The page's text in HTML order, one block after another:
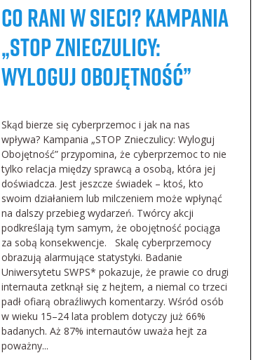
Co rani w sieci? Kampania
„STOP Znieczulicy:
Wyloguj Obojętność”
Skąd bierze się cyberprzemoc i jak na nas
wpływa? Kampania „STOP Znieczulicy: Wyloguj
Obojętność” przypomina, że cyberprzemoc to nie
tylko relacja między sprawcą a osobą, która jej
doświadcza. Jest jeszcze świadek – ktoś, kto
swoim działaniem lub milczeniem może wpłynąć
na dalszy przebieg wydarzeń. Twórcy akcji
podkreślają tym samym, że obojętność pociąga
za sobą konsekwencje. Skalę cyberprzemocy
obrazują alarmujące statystyki. Badanie
Uniwersytetu SWPS* pokazuje, że prawie co drugi
internauta zetknął się z hejtem, a niemal co trzeci
padł ofiarą obraźliwych komentarzy. Wśród osób
w wieku 15–24 lata problem dotyczy już 66%
badanych. Aż 87% internautów uważa hejt za
poważny...